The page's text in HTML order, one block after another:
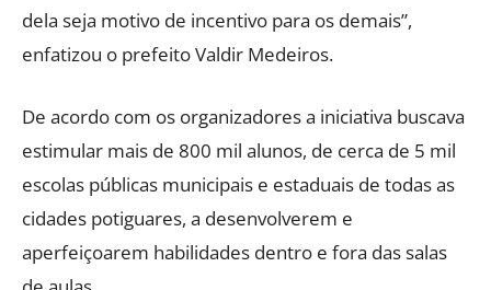
dela seja motivo de incentivo para os demais”,
enfatizou o prefeito Valdir Medeiros.
De acordo com os organizadores a iniciativa buscava
estimular mais de 800 mil alunos, de cerca de 5 mil
escolas públicas municipais e estaduais de todas as
cidades potiguares, a desenvolverem e
aperfeiçoarem habilidades dentro e fora das salas